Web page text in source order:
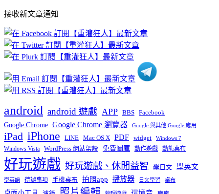
文
章
分
類
接收新文章通知
android android 遊戲 APP BBS Facebook
Google Chrome Google Chrome 瀏覽器 Google 與其他 Google 應用
iPad iPhone LINE Mac OS X PDF widget Windows 7
Windows Vista WordPress 網站架設 免費圖庫 動作遊戲 動態桌布
好玩遊戲 好玩遊戲、休閒益智 學日文 學英文
學英語 待辦事項 手機桌布 拍照app 播放器 日文學習 桌布